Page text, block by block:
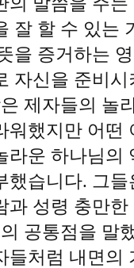
잘 할 수 있는
을 증거하는
자신을 준비
제자들의 놀
워했지만 어떤
라운 하나님의
했습니다. 그
과 성령 충만
공통점을 말
들처럼 내면의